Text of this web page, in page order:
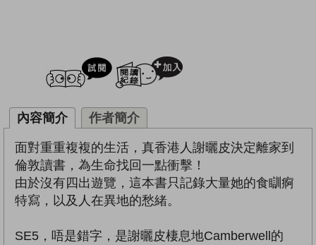
試閲
內容簡介 作者簡介
面對重重複複的生活，真香港人謝曬皮決定離家到
倫敦讀書，為生命找回一點衝擊！
由於沒有四出遊覽，這本書只記錄大量她的食瞓痾
特寫，以及人在異地的愁緒。
SE5，唔是錯字，是謝曬皮棲息地Camberwell的